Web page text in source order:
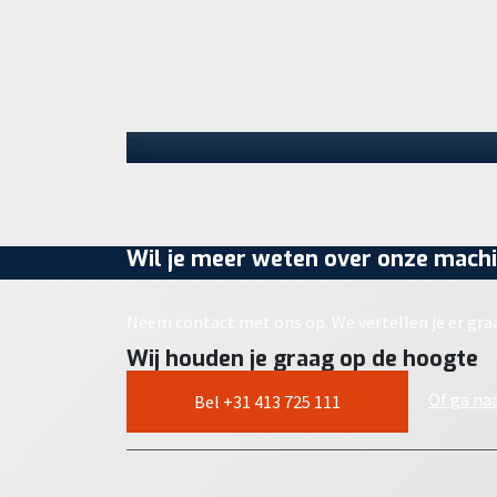
Wil je meer weten over onze
Neem contact met ons op. We vertellen je er
Bel +31 413 725 111 Of ga
Wij houden je graag op de hoogte